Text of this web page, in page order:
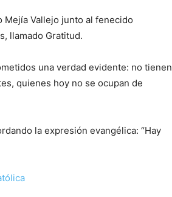
Mejía Vallejo junto al fenecido
llamado Gratitud.
una verdad evidente: no tienen
quienes hoy no se ocupan de
la expresión evangélica: “Hay